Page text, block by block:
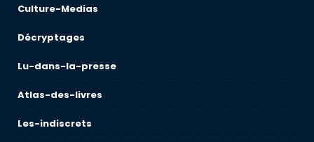
Culture-Medias
Décryptages
Lu-dans-la-presse
Atlas-des-livres
Les-indiscrets